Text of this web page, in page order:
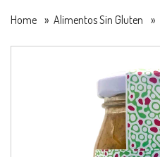
Home » Alimentos Sin Gluten »